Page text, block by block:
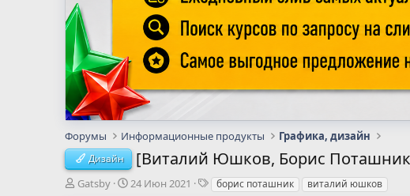
Форумы Информационные продукты Графика, дизайн
Дизайн [Виталий Юшков, Борис
А
Gatsby
Д
24 Июн 2021
Тборис поташник виталий юшков